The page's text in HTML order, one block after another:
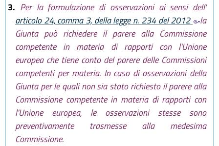
3. Per la formulazione di osservazioni ai sensi dell'
articolo 24, comma 3, della legge n. 234 del 2012
la
Giunta può richiedere il parere alla Commissione
competente in materia di rapporti con l'Unione
europea che tiene conto del parere delle Commissioni
competenti per materia. In caso di osservazioni della
Giunta per le quali non sia stato richiesto il parere alla
Commissione competente in materia di rapporti con
l'Unione europea, le osservazioni stesse sono
preventivamente trasmesse alla medesima
Commissione.